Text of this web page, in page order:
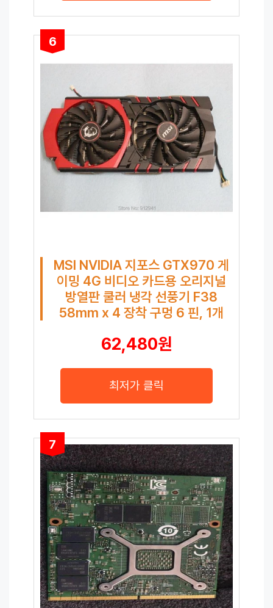
6
MSI NVIDIA 지포스 GTX970 게
이밍 4G 비디오 카드용 오리지널
방열판 쿨러 냉각 선풍기 F38
58mm x 4 장착 구멍 6 핀, 1개
62,480원
최저가 클릭
7